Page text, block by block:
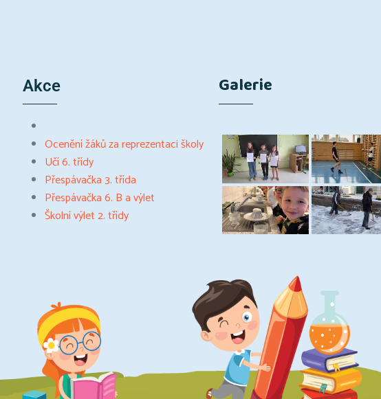
Akce
Ocenění žáků za reprezentaci školy
Učí 6. třídy
Přespávačka 3. třída
Přespávačka 6. B a výlet
Školní výlet 2. třídy
Galerie